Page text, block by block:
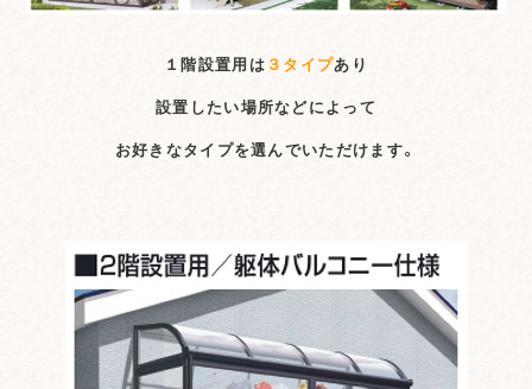
１階設置用は ３タイプあり
設置したい場所などによって
お好きなタイプを選んでいただけます。